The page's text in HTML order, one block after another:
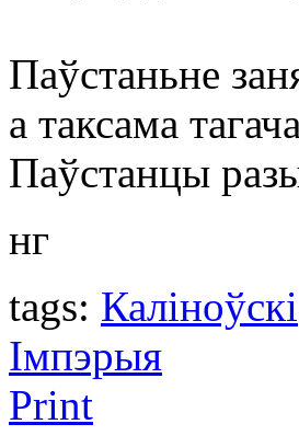
Паўстаньне
а таксама
Паўстанцы
нг
tags: Каліноўскі
Імпэрыя
Print